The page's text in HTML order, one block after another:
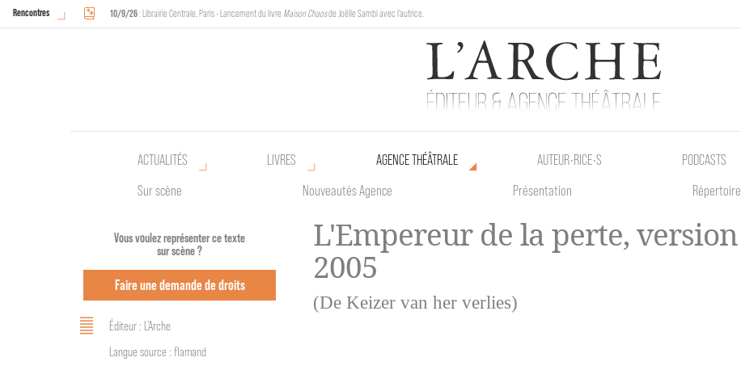
Rencontres 10/9/26: Librairie Centrale, Paris - Lancement du livre Maison Chaosde Joëlle Sambi avec l'autrice.
: Halles de Schaerbeek, Bruxelles - L'Arche sera présente au Poetik Bazar tout le weekend !
ACTUALITÉS LIVRES
AGENCE THÉÂTRALE
Sur scène
Nouveautés Agence Présentation Répertoire
AUTEUR•RICE•S PODCASTS
Vous voulez représenter ce texte
sur scène ?
Faire une demande de droits
Éditeur : L'Arche
Langue source : flamand
L'Empereur de la perte, version
2005
(De Keizer van her verlies)